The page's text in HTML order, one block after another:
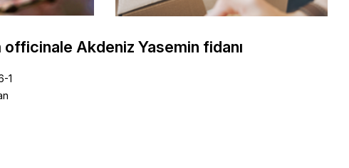
officinale Akdeniz Yasemin fidanı
1